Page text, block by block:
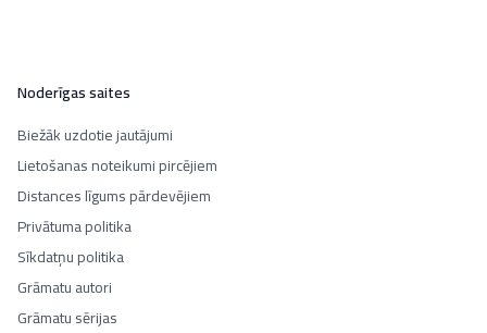
Noderīgas saites
Biežāk uzdotie jautājumi
Lietošanas noteikumi pircējiem
Distances līgums pārdevējiem
Privātuma politika
Sīkdatņu politika
Grāmatu autori
Grāmatu sērijas